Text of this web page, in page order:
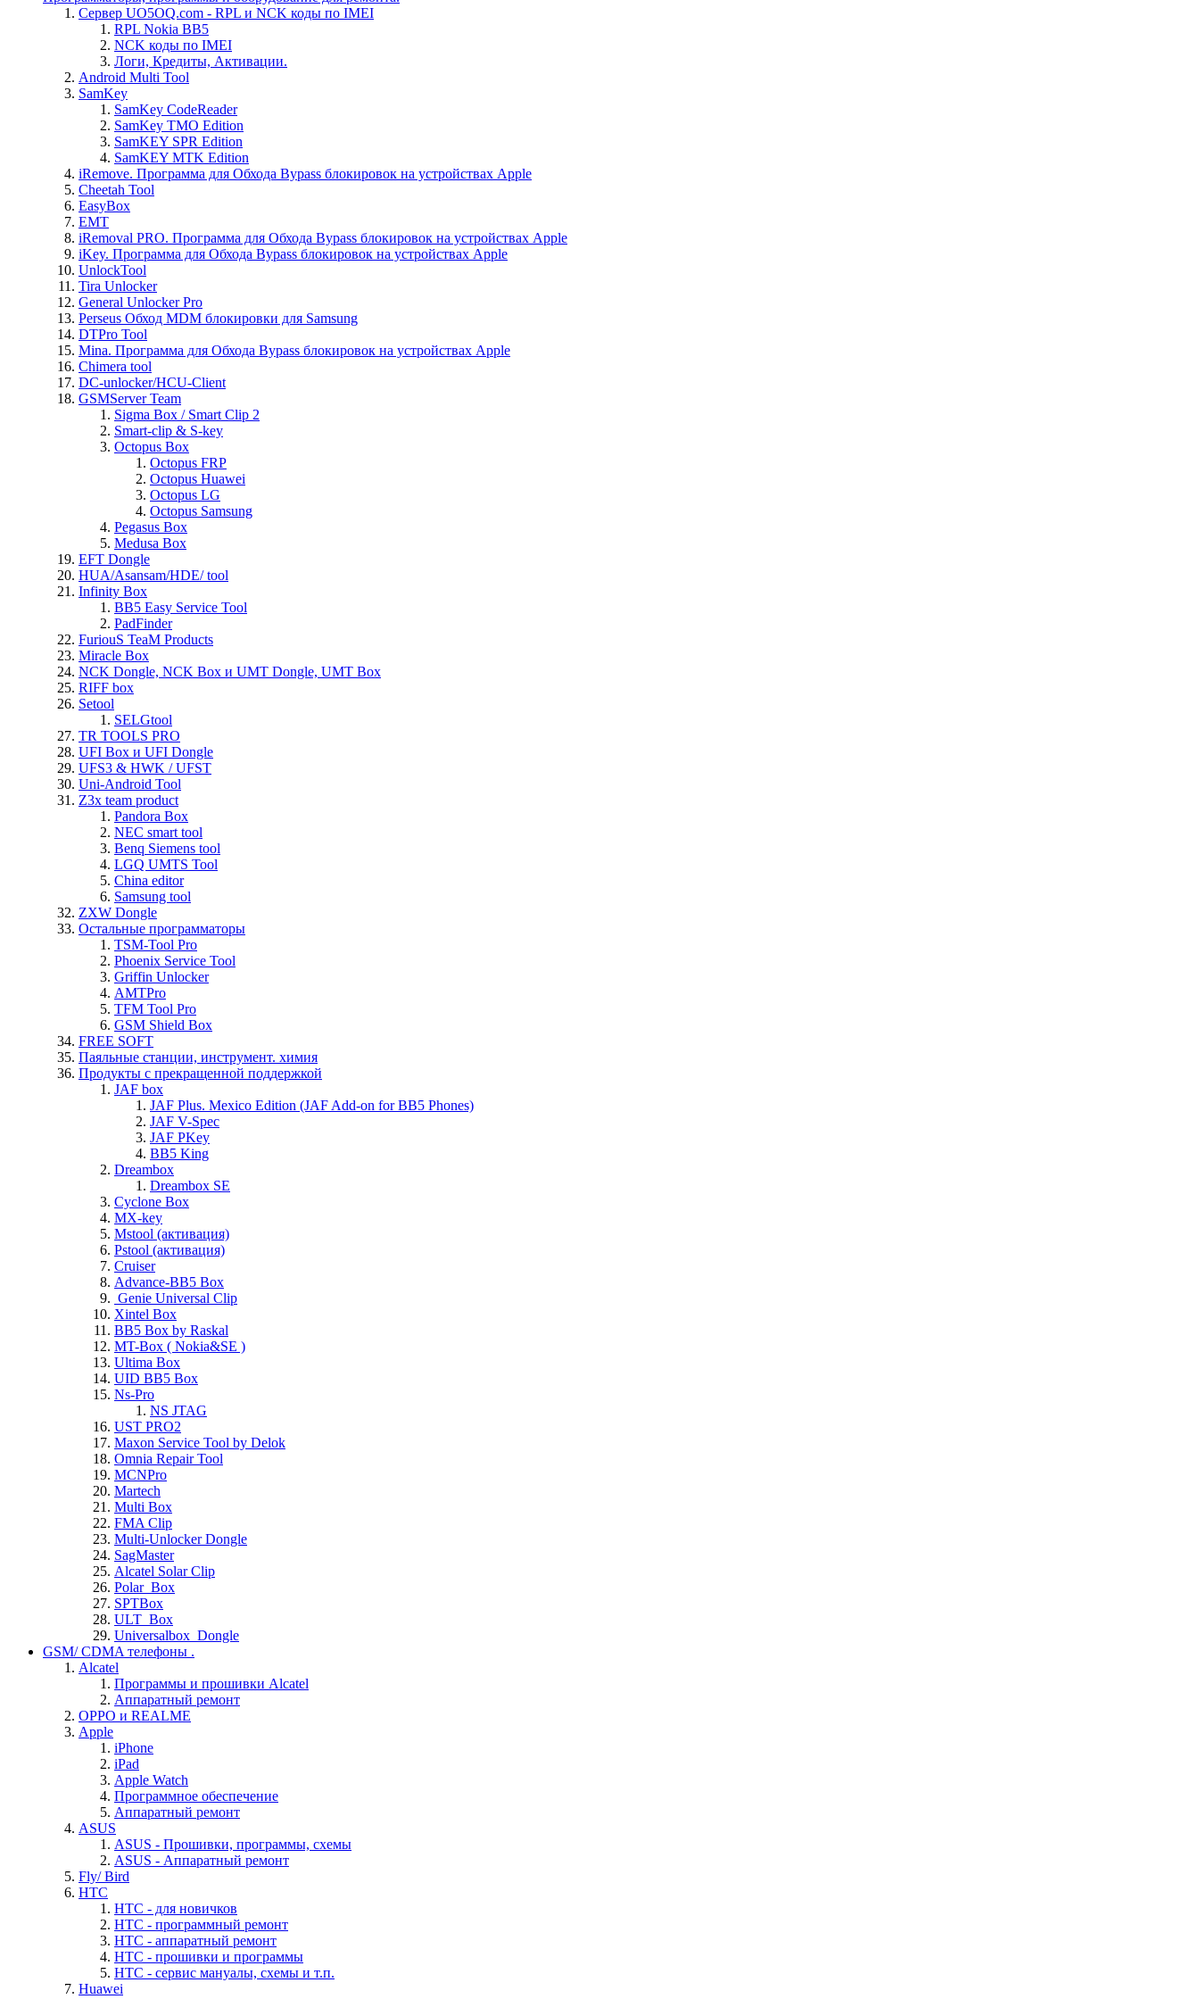
Сервер UO5OQ.com - RPL и NCK коды по IMEI
RPL Nokia BB5
NCK коды по IMEI
Логи, Кредиты, Активации.
Android Multi Tool
SamKey
SamKey CodeReader
SamKey TMO Edition
SamKEY SPR Edition
SamKEY MTK Edition
iRemove. Программа для Обхода Bypass блокировок на устройствах Apple
Cheetah Tool
EasyBox
EMT
iRemoval PRO. Программа для Обхода Bypass блокировок на устройствах Apple
iKey. Программа для Обхода Bypass блокировок на устройствах Apple
UnlockTool
Tira Unlocker
General Unlocker Pro
Perseus Обход MDM блокировки для Samsung
DTPro Tool
Mina. Программа для Обхода Bypass блокировок на устройствах Apple
Chimera tool
DC-unlocker/HCU-Client
GSMServer Team
Sigma Box / Smart Clip 2
Smart-clip & S-key
Octopus Box
Octopus FRP
Octopus Huawei
Octopus LG
Octopus Samsung
Pegasus Box
Medusa Box
EFT Dongle
HUA/Asansam/HDE/ tool
Infinity Box
BB5 Easy Service Tool
PadFinder
FuriouS TeaM Products
Miracle Box
NCK Dongle, NCK Box и UMT Dongle, UMT Box
RIFF box
Setool
SELGtool
TR TOOLS PRO
UFI Box и UFI Dongle
UFS3 & HWK / UFST
Uni-Android Tool
Z3x team product
Pandora Box
NEC smart tool
Benq Siemens tool
LGQ UMTS Tool
China editor
Samsung tool
ZXW Dongle
Остальные программаторы
TSM-Tool Pro
Phoenix Service Tool
Griffin Unlocker
AMTPro
TFM Tool Pro
GSM Shield Box
FREE SOFT
Паяльные станции, инструмент. химия
Продукты с прекращенной поддержкой
JAF box
JAF Plus. Mexico Edition (JAF Add-on for BB5 Phones)
JAF V-Spec
JAF PKey
BB5 King
Dreambox
Dreambox SE
Cyclone Box
MX-key
Mstool (активация)
Pstool (активация)
Cruiser
Advance-BB5 Box
Genie Universal Clip
Xintel Box
BB5 Box by Raskal
MT-Box ( Nokia&SE )
Ultima Box
UID BB5 Box
Ns-Pro
NS JTAG
UST PRO2
Maxon Service Tool by Delok
Omnia Repair Tool
MCNPro
Martech
Multi Box
FMA Clip
Multi-Unlocker Dongle
SagMaster
Alcatel Solar Clip
Polar_Box
SPTBox
ULT_Box
Universalbox_Dongle
GSM/ CDMA телефоны .
Alcatel
Программы и прошивки Alcatel
Аппаратный ремонт
OPPO и REALME
Apple
iPhone
iPad
Apple Watch
Программное обеспечение
Аппаратный ремонт
ASUS
ASUS - Прошивки, программы, схемы
ASUS - Аппаратный ремонт
Fly/ Bird
HTC
HTC - для новичков
HTC - программный ремонт
HTC - аппаратный ремонт
HTC - прошивки и программы
HTC - cервис мануалы, схемы и т.п.
Huawei